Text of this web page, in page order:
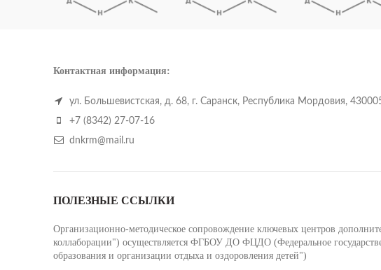
Контактная информация:
ул. Большевистская, д. 68, г. Саранск, Республика Мордовия,
+7 (8342) 27-07-16
dnkrm@mail.ru
ПОЛЕЗНЫЕ ССЫЛКИ
Организационно-методическое сопровождение ключевых центров
коллаборации") осуществляется ФГБОУ ДО ФЦДО (Федеральное
образования и организации отдыха и оздоровления детей")